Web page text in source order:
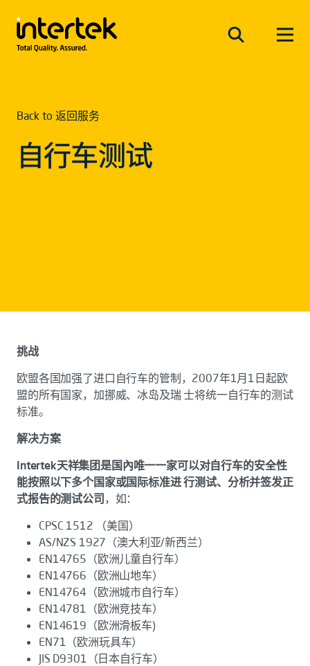
Back to 返回服务
自行车测试
挑战
欧盟各国加强了进口自行车的管制，2007年1月1日起欧
盟的所有国家，加挪威、冰岛及瑞 士将统一自行车的测试
标准。
解决方案
Intertek天祥集团是国內唯一一家可以对自行车的安全性
能按照以下多个国家或国际标准进 行测试、分析并签发正
式报告的测试公司 ，如：
CPSC 1512 （美国）
AS/NZS 1927（澳大利亚/新西兰）
EN14765（欧洲儿童自行车）
EN14766（欧洲山地车）
EN14764（欧洲城市自行车）
EN14781（欧洲竞技车）
EN14619（欧洲滑板车)
EN71（欧洲玩具车）
JIS D9301（日本自行车）